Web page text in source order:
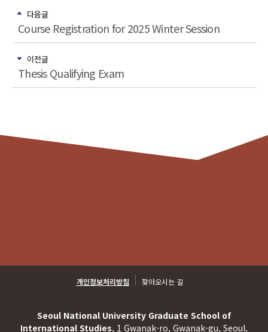
다음글
Course Registration for 2025 Winter Session
이전글
Thesis Qualifying Exam
개인정보처리방침 찾아오시는 길
Seoul National University Graduate School of
International Studies, 1 Gwanak-ro, Gwanak-gu, Seoul,